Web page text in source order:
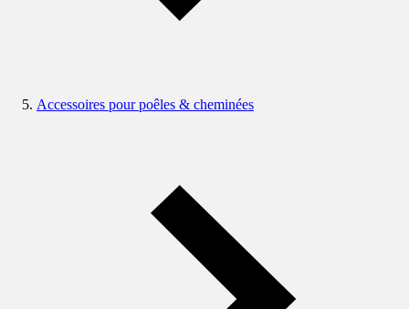
Accessoires pour poêles & cheminées